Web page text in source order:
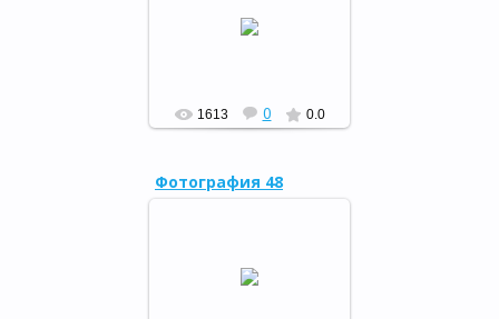
большой от А до Я откроет
книжная страна", 2 апреля
1613 0 0.0
Фотография 48
детской и юношеской книги